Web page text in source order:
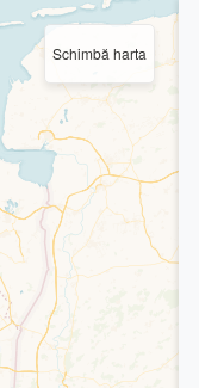
Schimbă harta